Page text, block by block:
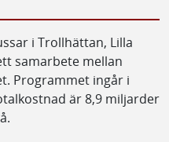
i Trollhättan, Lilla
samarbete mellan
Programmet ingår i
är 8,9 miljarder